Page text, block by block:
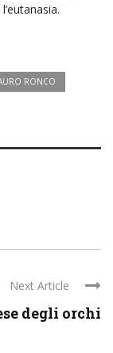
RONCO
Next Article
degli orchi